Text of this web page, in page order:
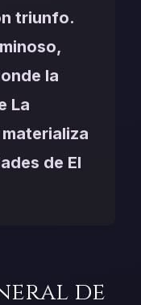
triunfo.
la
La
de El
de